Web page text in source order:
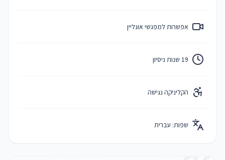
אפשרות למפגשי אונליין
19 שנות ניסיון
הקליניקה נגישה
שפות: עברית